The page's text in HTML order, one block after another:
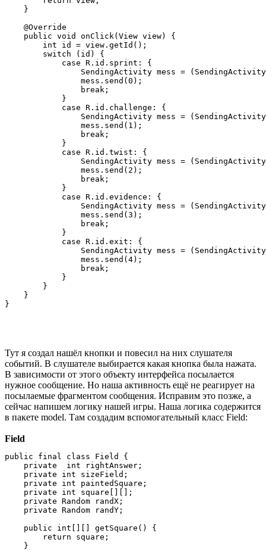
    }
    @Override
    public void onClick(View view) {
        int id = view.getId();
        switch (id) {
            case R.id.sprint: {
SendingActivity mess =
                mess.send(0);
                break;
            }
            case R.id.challenge: {
SendingActivity mess =
                mess.send(1);
                break;
            }
            case R.id.twist: {
SendingActivity mess =
                mess.send(2);
                break;
            }
            case R.id.evidence: {
SendingActivity mess =
                mess.send(3);
                break;
            }
            case R.id.exit: {
SendingActivity mess =
                mess.send(4);
                break;
            }
        }
    }
Тут я создал нашёл кнопки и повесил на них слушателя
событий. В слушателе выбирается какая кнопка была нажата.
В зависимости от этого объекту интерфейса посылается
нужное сообщение. Но наша активность ещё не реагирует на
посылаемые фрагментом сообщения. Исправим это позже, а
сейчас напишем логику нашей игры. Наша логика содержится
в пакете model. Там создадим вспомогательный класс Field:
Field
public final class Field {
    private  int rightAnswer;
    private int sizeField;
    private int paintedSquare;
    private int square[][];
    private Random randX;
    private Random randY;
    public int[][] getSquare() {
        return square;
    }